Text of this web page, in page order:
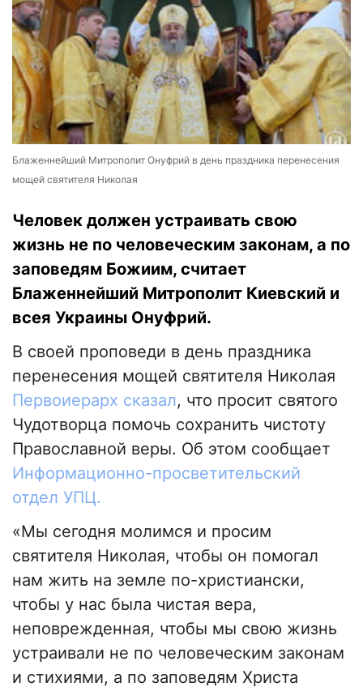
Блаженнейший Митрополит Онуфрий в день праздника перенесения
мощей святителя Николая
Человек должен устраивать свою
жизнь не по человеческим законам, а по
заповедям Божиим, считает
Блаженнейший Митрополит Киевский и
всея Украины Онуфрий.
В своей проповеди в день праздника
перенесения мощей святителя Николая
Первоиерарх сказал, что просит святого
Чудотворца помочь сохранить чистоту
Православной веры. Об этом сообщает
Информационно-просветительский
отдел УПЦ.
«Мы сегодня молимся и просим
святителя Николая, чтобы он помогал
нам жить на земле по-христиански,
чтобы у нас была чистая вера,
неповрежденная, чтобы мы свою жизнь
устраивали не по человеческим законам
и стихиями, а по заповедям Христа